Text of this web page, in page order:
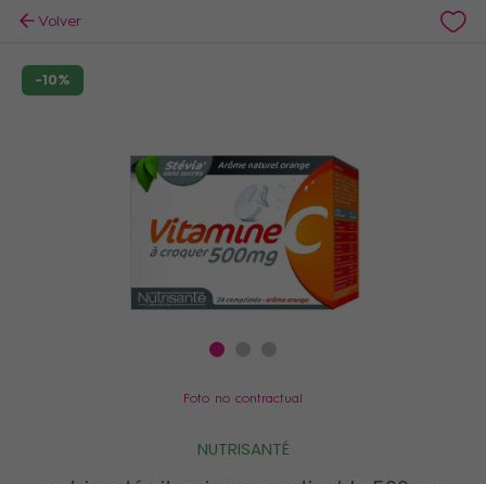
Volver
NUTRISANTÉ
-10%
Foto no contractual